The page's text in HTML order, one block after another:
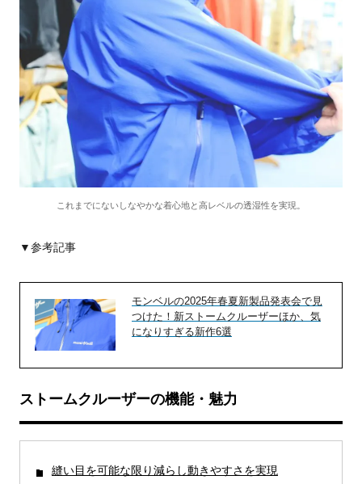
これまでにないしなやかな着心地と高レベルの透湿性を実現。
▼参考記事
モンベルの2025年春夏新製品発表会で見
つけた！新ストームクルーザーほか、気
になりすぎる新作6選
ストームクルーザーの機能・魅力
縫い目を可能な限り減らし動きやすさを実現